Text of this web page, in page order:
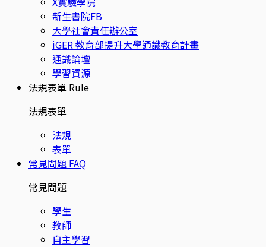
新生書院FB
大學社會責任辦公室
iGER 教育部提升大學通識教育計畫
通識論壇
學習資源
法規表單 Rule
法規表單
法規
表單
常見問題 FAQ
常見問題
學生
教師
自主學習